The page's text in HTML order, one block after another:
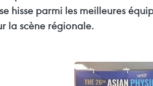
hisse parmi les meilleures
la scène régionale.